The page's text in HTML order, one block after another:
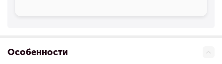
Особенности